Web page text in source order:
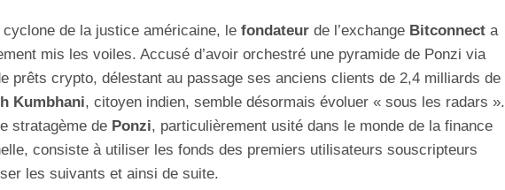
de la justice américaine, le fondateur de l’exchange Bitconnect a
mis les voiles. Accusé d’avoir orchestré une pyramide de Ponzi via
prêts crypto, délestant au passage ses anciens clients de 2,4 milliards de
Kumbhani, citoyen indien, semble désormais évoluer « sous les radars ».
stratagème de Ponzi, particulièrement usité dans le monde de la finance
consiste à utiliser les fonds des premiers utilisateurs souscripteurs
les suivants et ainsi de suite.